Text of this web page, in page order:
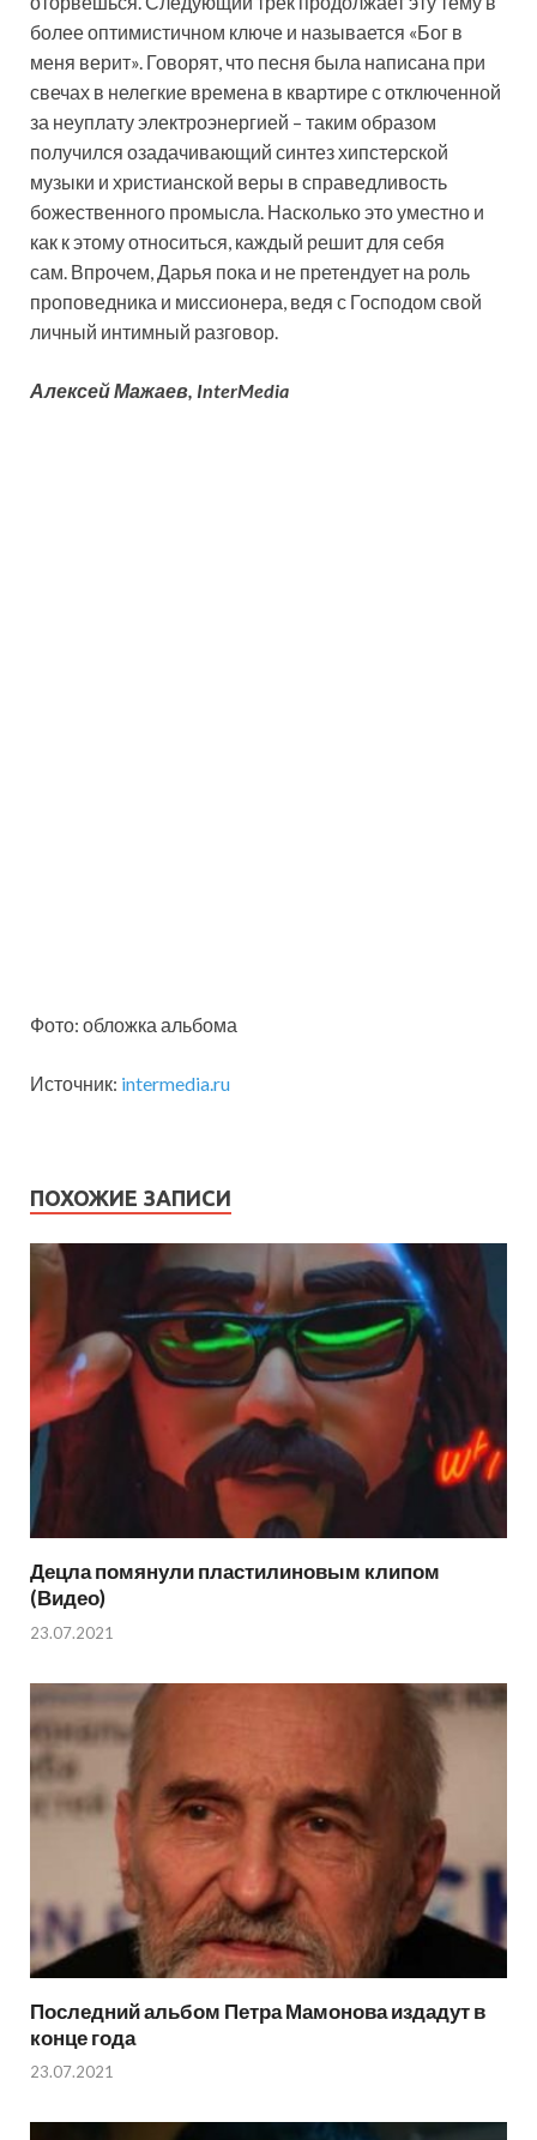
более оптимистичном ключе и называется «Бог в
меня верит». Говорят, что песня была написана при
свечах в нелегкие времена в квартире с отключенной
за неуплату электроэнергией – таким образом
получился озадачивающий синтез хипстерской
музыки и христианской веры в справедливость
божественного промысла. Насколько это уместно и
как к этому относиться, каждый решит для себя
сам. Впрочем, Дарья пока и не претендует на роль
проповедника и миссионера, ведя с Господом свой
личный интимный разговор.
Алексей Мажаев, InterMedia
Фото: обложка альбома
Источник: intermedia.ru
ПОХОЖИЕ ЗАПИСИ
Децла помянули пластилиновым клипом
(Видео)
23.07.2021
Последний альбом Петра Мамонова издадут в
конце года
23.07.2021